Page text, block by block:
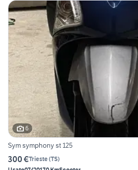
6
Sym symphony st 125
300 €Trieste(TS)